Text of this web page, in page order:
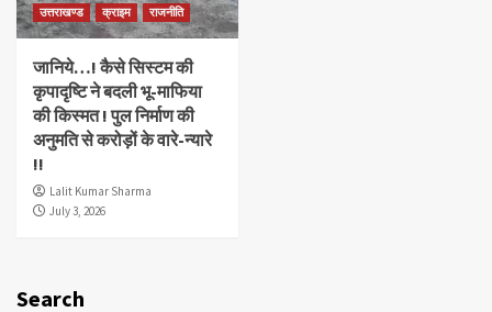
उत्तराखण्ड क्राइम राजनीति
जानिये…! कैसे सिस्टम की
कृपादृष्टि ने बदली भू-माफिया
की किस्मत ! पुल निर्माण की
अनुमति से करोड़ों के वारे-न्यारे
!!
Lalit Kumar Sharma
July 3, 2026
Search